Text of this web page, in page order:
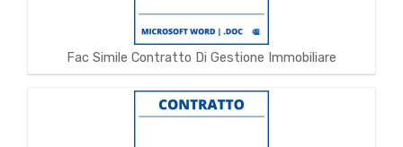
Fac Simile Contratto Di Gestione Immobiliare